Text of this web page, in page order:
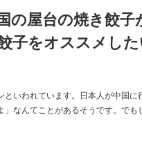
の屋台の焼き餃
子をオススメし
といわれています。日本人が中国に
なんてことがあるそうです。でも